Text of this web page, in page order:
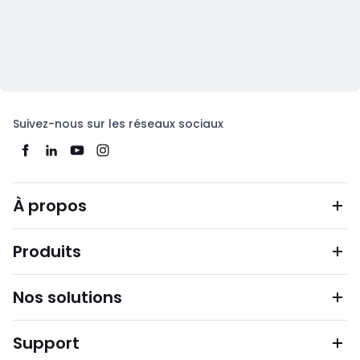
Suivez-nous sur les réseaux sociaux
À propos
Produits
Nos solutions
Support